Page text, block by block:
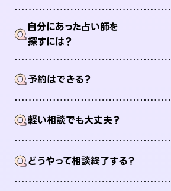
Q自分にあった占い師を
探すには？
Q予約はできる？
Q軽い相談でも大丈夫？
Qどうやって相談終了する？